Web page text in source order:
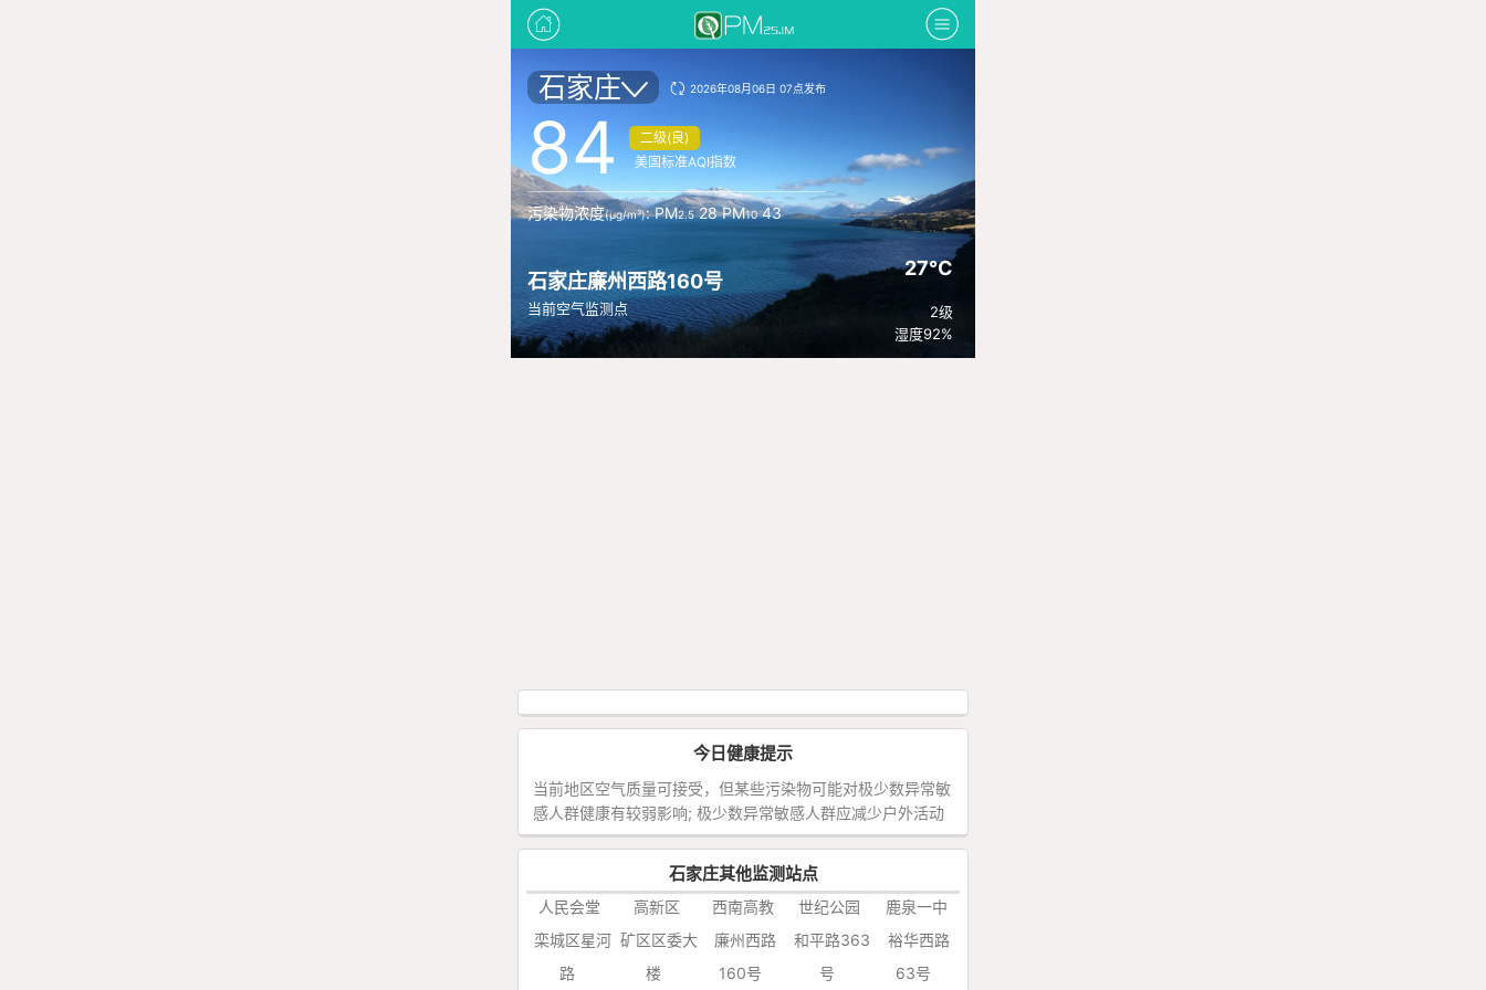
石家庄 2026年08月06日 07点发布
84
二级(良)
美国标准AQI指数
污染物浓度(μg/m³): PM2.528 PM1043
石家庄廉州西路160号
当前空气监测点
27°C
2级
湿度92%
今日健康提示
当前地区空气质量可接受，但某些污染物可能对极少数异常敏
感人群健康有较弱影响; 极少数异常敏感人群应减少户外活动
石家庄其他监测站点
人民会堂 高新区 西南高教 世纪公园
鹿泉一中
栾城区星河
路
矿区区委大
楼
廉州西路
160号
和平路363
号
裕华西路
63号